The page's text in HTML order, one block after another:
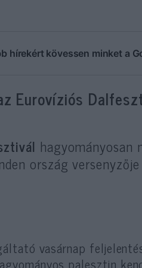
hírekért kövessen minket a
Eurovíziós
hagyományosan
ország
vasárnap
palesztin